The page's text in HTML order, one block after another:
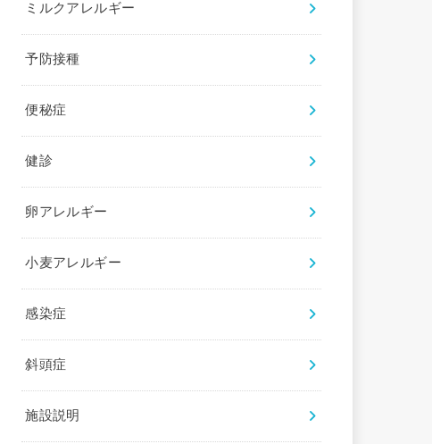
ミルクアレルギー
予防接種
便秘症
健診
卵アレルギー
小麦アレルギー
感染症
斜頭症
施設説明